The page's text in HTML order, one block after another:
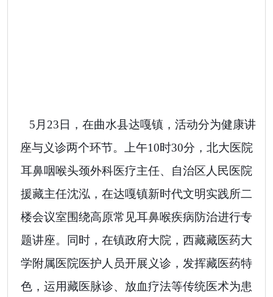
5 月 23日，在曲水县达嘎镇，活动分为健康讲
座与义诊两个环节。上午10时30分，北大医院
耳鼻咽喉头颈外科医疗主任、自治区人民医院
援藏主任沈泓，在达嘎镇新时代文明实践所二
楼会议室围绕高原常见耳鼻喉疾病防治进行专
题讲座。 同时 ，在镇政府大院，西藏藏医药大
学附属医院医护人员开展义诊，发挥藏医药特
色，运用藏医脉诊、放血疗法等传统医术为患